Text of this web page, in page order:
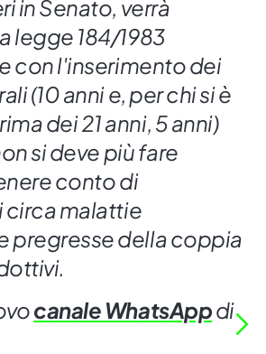
in Senato, verrà
legge 184/1983
con l'inserimento dei
(10 anni e, per chi si è
dei 21 anni, 5 anni)
si deve più fare
conto di
circa malattie
pregresse della coppia
canale WhatsAppdi